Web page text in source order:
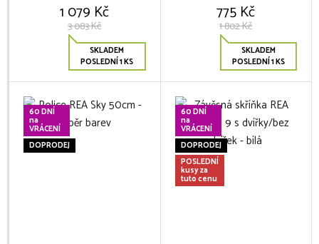
1 079 Kč
3 083 Kč
SKLADEM
POSLEDNÍ 1 KS
775 Kč
1 802 Kč
SKLADEM
POSLEDNÍ 1 KS
60 DNÍ
na
VRÁCENÍ
DOPRODEJ
60 DNÍ
na
VRÁCENÍ
DOPRODEJ
POSLEDNÍ
kusy za
tuto cenu